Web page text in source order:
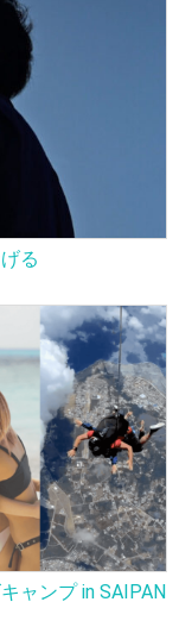
る
ャンプ in SAIPAN